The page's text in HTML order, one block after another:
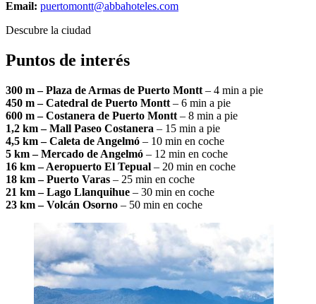
Email: puertomontt@abbahoteles.com
Descubre la ciudad
Puntos de interés
300 m – Plaza de Armas de Puerto Montt – 4 min a pie
450 m – Catedral de Puerto Montt – 6 min a pie
600 m – Costanera de Puerto Montt – 8 min a pie
1,2 km – Mall Paseo Costanera – 15 min a pie
4,5 km – Caleta de Angelmó – 10 min en coche
5 km – Mercado de Angelmó – 12 min en coche
16 km – Aeropuerto El Tepual – 20 min en coche
18 km – Puerto Varas – 25 min en coche
21 km – Lago Llanquihue – 30 min en coche
23 km – Volcán Osorno – 50 min en coche